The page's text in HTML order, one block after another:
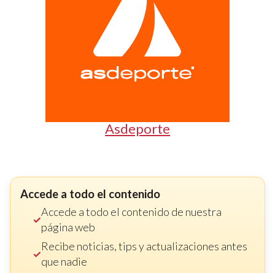
Asdeporte
Accede a todo el contenido
Accede a todo el contenido de nuestra
página web
Recibe noticias, tips y actualizaciones antes
que nadie